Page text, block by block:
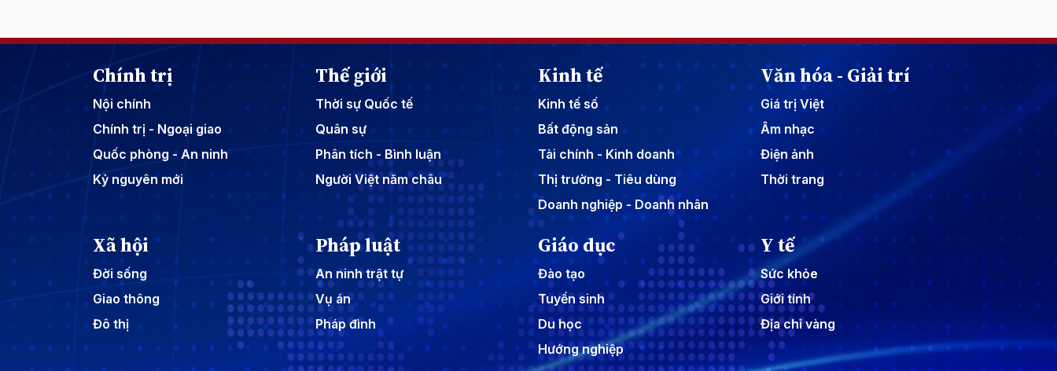
Chính trị
Nội chính
Chính trị - Ngoại giao
Quốc phòng - An ninh
Kỷ nguyên mới
Thế giới
Thời sự Quốc tế
Quân sự
Phân tích - Bình luận
Người Việt năm châu
Kinh tế
Kinh tế số
Bất động sản
Tài chính - Kinh doanh
Thị trường - Tiêu dùng
Doanh nghiệp - Doanh nhân
Văn hóa - Giải trí
Giá trị Việt
Âm nhạc
Điện ảnh
Thời trang
Xã hội
Đời sống
Giao thông
Đô thị
Pháp luật
An ninh trật tự
Vụ án
Pháp đình
Giáo dục
Đào tạo
Tuyển sinh
Du học
Hướng nghiệp
Y tế
Sức khỏe
Giới tính
Địa chỉ vàng